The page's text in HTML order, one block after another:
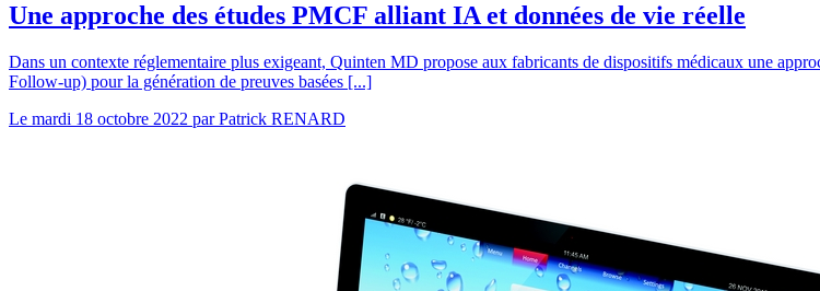
Une approche des études PMCF alliant IA et données de vie réelle
Dans un contexte réglementaire plus exigeant, Quinten MD propose aux fabricants de dispositifs médicaux une
Follow-up) pour la génération de preuves basées [...]
Le mardi 18 octobre 2022 parPatrick RENARD